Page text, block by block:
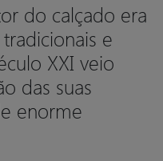
do calçado era
e
XXI veio
das suas
enorme